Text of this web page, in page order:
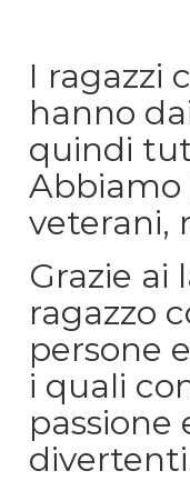
I ragazzi
hanno
quindi
Abbiamo
veterani,
Grazie ai
ragazzo
persone
i quali